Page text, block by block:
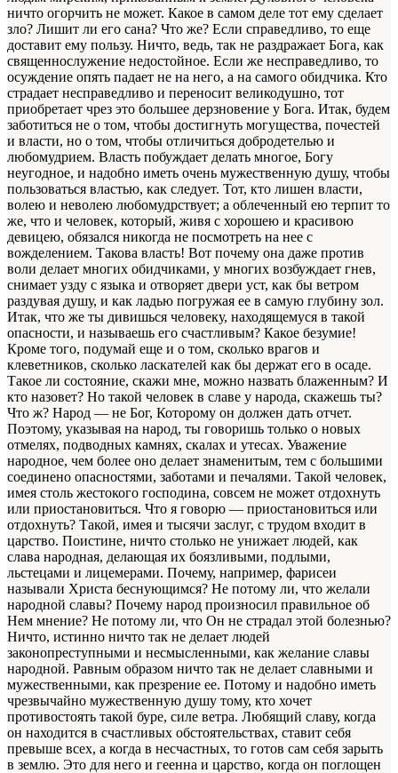
ничто огорчить не может. Какое в самом деле тот ему сделает
зло? Лишит ли его сана? Что же? Если справедливо, то еще
доставит ему пользу. Ничто, ведь, так не раздражает Бога, как
священнослужение недостойное. Если же несправедливо, то
осуждение опять падает не на него, а на самого обидчика. Кто
страдает несправедливо и переносит великодушно, тот
приобретает чрез это большее дерзновение у Бога. Итак, будем
заботиться не о том, чтобы достигнуть могущества, почестей
и власти, но о том, чтобы отличиться добродетелью и
любомудрием. Власть побуждает делать многое, Богу
неугодное, и надобно иметь очень мужественную душу, чтобы
пользоваться властью, как следует. Тот, кто лишен власти,
волею и неволею любомудрствует; а облеченный ею терпит то
же, что и человек, который, живя с хорошею и красивою
девицею, обязался никогда не посмотреть на нее с
вожделением. Такова власть! Вот почему она даже против
воли делает многих обидчиками, у многих возбуждает гнев,
снимает узду с языка и отворяет двери уст, как бы ветром
раздувая душу, и как ладью погружая ее в самую глубину зол.
Итак, что же ты дивишься человеку, находящемуся в такой
опасности, и называешь его счастливым? Какое безумие!
Кроме того, подумай еще и о том, сколько врагов и
клеветников, сколько ласкателей как бы держат его в осаде.
Такое ли состояние, скажи мне, можно назвать блаженным? И
кто назовет? Но такой человек в славе у народа, скажешь ты?
Что ж? Народ — не Бог, Которому он должен дать отчет.
Поэтому, указывая на народ, ты говоришь только о новых
отмелях, подводных камнях, скалах и утесах. Уважение
народное, чем более оно делает знаменитым, тем с большими
соединено опасностями, заботами и печалями. Такой человек,
имея столь жестокого господина, совсем не может отдохнуть
или приостановиться. Что я говорю — приостановиться или
отдохнуть? Такой, имея и тысячи заслуг, с трудом входит в
царство. Поистине, ничто столько не унижает людей, как
слава народная, делающая их боязливыми, подлыми,
льстецами и лицемерами. Почему, например, фарисеи
называли Христа беснующимся? Не потому ли, что желали
народной славы? Почему народ произносил правильное об
Нем мнение? Не потому ли, что Он не страдал этой болезнью?
Ничто, истинно ничто так не делает людей
законопреступными и несмысленными, как желание славы
народной. Равным образом ничто так не делает славными и
мужественными, как презрение ее. Потому и надобно иметь
чрезвычайно мужественную душу тому, кто хочет
противостоять такой буре, силе ветра. Любящий славу, когда
он находится в счастливых обстоятельствах, ставит себя
превыше всех, а когда в несчастных, то готов сам себя зарыть
в землю. Это для него и геенна и царство, когда он поглощен